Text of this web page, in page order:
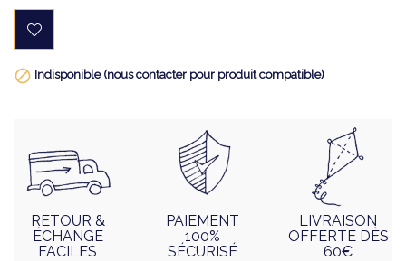
 Indisponible (nous contacter pour produit compatible)
RETOUR &
ÉCHANGE
FACILES
PAIEMENT
100%
SÉCURISÉ
LIVRAISON
OFFERTE DÈS
60€